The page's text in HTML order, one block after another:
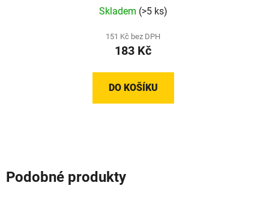
Skladem (>5 ks)
151 Kč bez DPH
183 Kč
DO KOŠÍKU
Podobné produkty